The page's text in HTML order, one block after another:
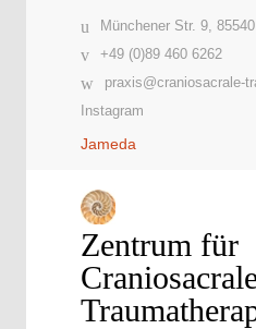
Münchener Str. 9,
+49 (0)89 460 6262
praxis@craniosacrale-
Instagram
Jameda
Zentrum für